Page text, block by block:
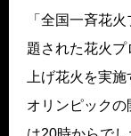
「全国一斉花
題された花火
上げ花火を実
オリンピック